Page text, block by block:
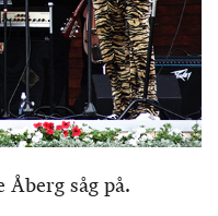
Åberg såg på.